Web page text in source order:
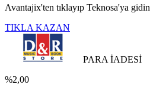
Avantajix'ten tıklayıp Teknosa'ya
TIKLA KAZAN
PARA İADESİ
%2,00